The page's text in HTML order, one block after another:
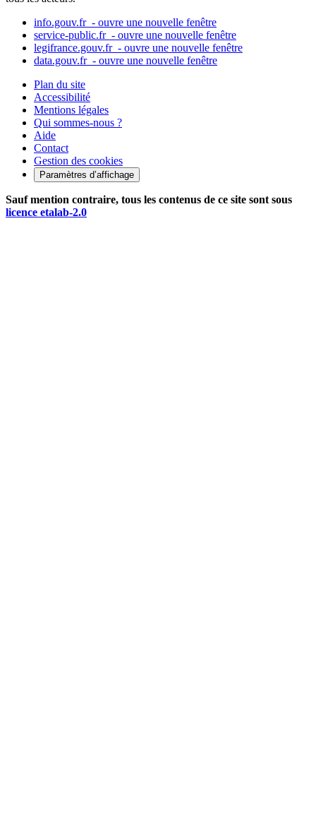
info.gouv.fr - ouvre une nouvelle fenêtre
service-public.fr - ouvre une nouvelle fenêtre
legifrance.gouv.fr - ouvre une nouvelle fenêtre
data.gouv.fr - ouvre une nouvelle fenêtre
Plan du site
Accessibilité
Mentions légales
Qui sommes-nous ?
Aide
Contact
Gestion des cookies
Paramètres d’affichage
Sauf mention contraire, tous les contenus de ce site sont sous
licence etalab-2.0